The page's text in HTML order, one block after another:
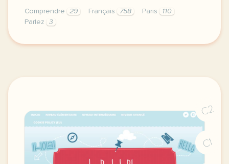
Comprendre 29 Français 758 Paris
110
Parlez
3
fiche pratique enseigner avec le podcast parlez
C2
C1